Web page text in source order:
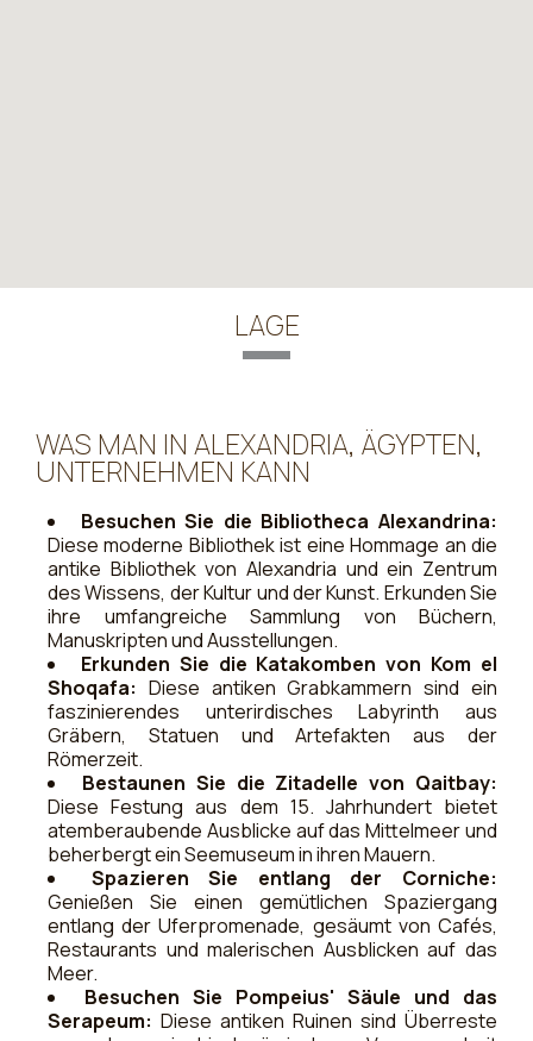
LAGE
WAS MAN IN ALEXANDRIA, ÄGYPTEN,
UNTERNEHMEN KANN
Besuchen Sie die Bibliotheca Alexandrina:
Diese moderne Bibliothek ist eine Hommage an die
antike Bibliothek von Alexandria und ein Zentrum
des Wissens, der Kultur und der Kunst. Erkunden Sie
ihre umfangreiche Sammlung von Büchern,
Manuskripten und Ausstellungen.
Erkunden Sie die Katakomben von Kom el
Shoqafa: Diese antiken Grabkammern sind ein
faszinierendes unterirdisches Labyrinth aus
Gräbern, Statuen und Artefakten aus der
Römerzeit.
Bestaunen Sie die Zitadelle von Qaitbay:
Diese Festung aus dem 15. Jahrhundert bietet
atemberaubende Ausblicke auf das Mittelmeer und
beherbergt ein Seemuseum in ihren Mauern.
Spazieren Sie entlang der Corniche:
Genießen Sie einen gemütlichen Spaziergang
entlang der Uferpromenade, gesäumt von Cafés,
Restaurants und malerischen Ausblicken auf das
Meer.
Besuchen Sie Pompeius' Säule und das
Serapeum: Diese antiken Ruinen sind Überreste